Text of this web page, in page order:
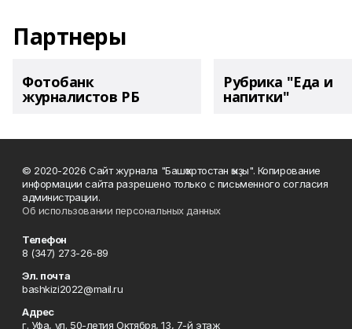
Партнеры
Фотобанк
журналистов РБ
Рубрика "Еда и
напитки"
© 2020-2026 Сайт журнала "Башҡортостан ҡыҙы". Копирование
информации сайта разрешено только с письменного согласия
администрации.
Об использовании персональных данных
Телефон
8 (347) 273-26-89
Эл. почта
bashkizi2022@mail.ru
Адрес
г. Уфа, ул. 50-летия Октября, 13, 7-й этаж